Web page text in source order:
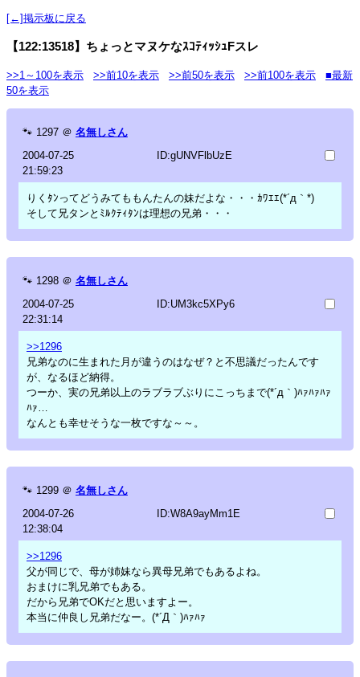
[←]掲示板に戻る
【122:13518】ちょっとマヌケなｽｺﾃｨｯｼｭFスレ
>>1～100を表示 >>前10を表示 >>前50を表示 >>前100を表示
■最新
50を表示
🐾 1297 ＠ 名無しさん
2004-07-25
21:59:23
ID:gUNVFlbUzE
りくﾀﾝってどうみてももんたんの妹だよな・・・ｶﾜｴｴ(*´д｀*)
そして兄タンとﾐﾙｸﾃｨﾀﾝは理想の兄弟・・・
🐾 1298 ＠ 名無しさん
2004-07-25
22:31:14
ID:UM3kc5XPy6
>>1296
兄弟なのに生まれた月が違うのはなぜ？と不思議だったんです
が、なるほど納得。
つーか、実の兄弟以上のラブラブぶりにこっちまで(*´д｀)ﾊｧﾊｧﾊｧ
ﾊｧ…
なんとも幸せそうな一枚ですな～～。
🐾 1299 ＠ 名無しさん
2004-07-26
12:38:04
ID:W8A9ayMm1E
>>1296
父が同じで、母が姉妹なら異母兄弟でもあるよね。
おまけに乳兄弟でもある。
だから兄弟でOKだと思いますよー。
本当に仲良し兄弟だなー。(*´Д｀)ﾊｧﾊｧ